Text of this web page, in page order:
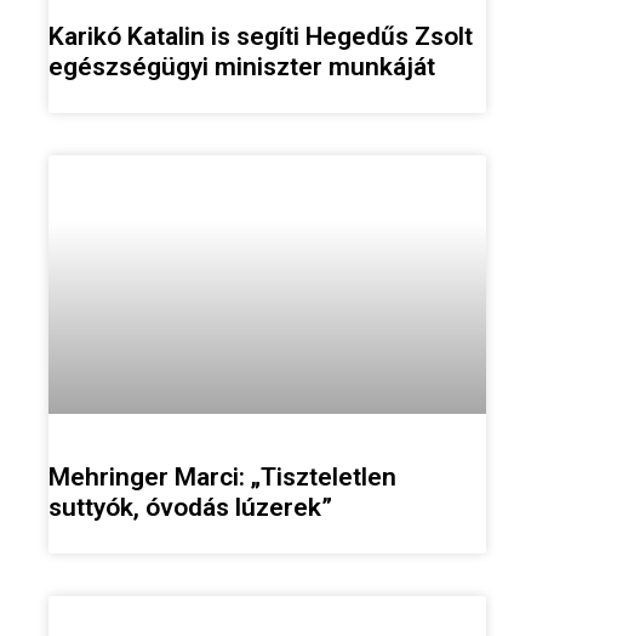
Karikó Katalin is segíti Hegedűs Zsolt
egészségügyi miniszter munkáját
Mehringer Marci: „Tiszteletlen
suttyók, óvodás lúzerek”